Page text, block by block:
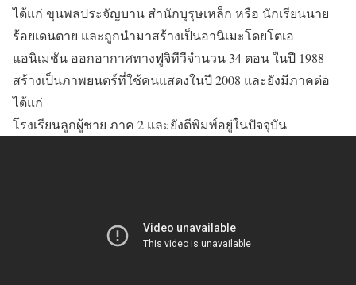
ได้แก่ ขุนพลประจัญบาน สำนักบุรุษเหล็ก หรือ นักเรียนนาย
ร้อยเดนตาย และถูกนำมาสร้างเป็นอานิเมะโดยโตเอ
แอนิเมชัน ออกอากาศทางฟูจิทีวีจำนวน 34 ตอน ในปี 1988
สร้างเป็นภาพยนตร์ที่ใช้คนแสดงในปี 2008 และยังมีภาคต่อ
ได้แก่
โรงเรียนลูกผู้ชาย ภาค 2 และยังตีพิมพ์อยู่ในปัจจุบัน